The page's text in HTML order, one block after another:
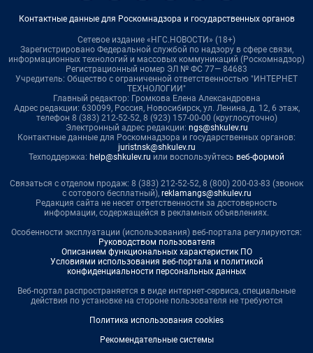
Контактные данные для Роскомнадзора и государственных органов
Сетевое издание «НГС.НОВОСТИ» (18+)
Зарегистрировано Федеральной службой по надзору в сфере связи,
информационных технологий и массовых коммуникаций (Роскомнадзор)
Регистрационный номер ЭЛ № ФС 77— 84683
Учредитель: Общество с ограниченной ответственностью "ИНТЕРНЕТ
ТЕХНОЛОГИИ"
Главный редактор: Громкова Елена Александровна
Адрес редакции: 630099, Россия, Новосибирск, ул. Ленина, д. 12, 6 этаж,
телефон 8 (383) 212-52-52, 8 (923) 157-00-00 (круглосуточно)
Электронный адрес редакции: ngs@shkulev.ru
Контактные данные для Роскомнадзора и государственных органов:
juristnsk@shkulev.ru
Техподдержка: help@shkulev.ru или воспользуйтесь веб-формой
Связаться с отделом продаж: 8 (383) 212-52-52, 8 (800) 200-03-83 (звонок
с сотового бесплатный), reklamangs@shkulev.ru
Редакция сайта не несет ответственности за достоверность
информации, содержащейся в рекламных объявлениях.
Особенности эксплуатации (использования) веб-портала регулируются:
Руководством пользователя
Описанием функциональных характеристик ПО
Условиями использования веб-портала и политикой
конфиденциальности персональных данных
Веб-портал распространяется в виде интернет-сервиса, специальные
действия по установке на стороне пользователя не требуются
Политика использования cookies
Рекомендательные системы